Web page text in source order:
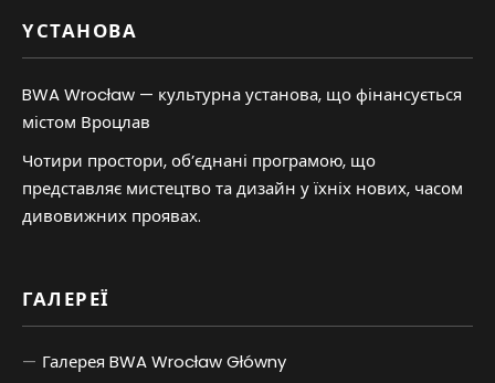
YСТАНОВА
BWA Wrocław — культурна установа, що фінансується
містом Вроцлав
Чотири простори, об’єднані програмою, що
представляє мистецтво та дизайн у їхніх нових, часом
дивовижних проявах.
ГАЛЕРЕЇ
Галерея BWA Wrocław Główny